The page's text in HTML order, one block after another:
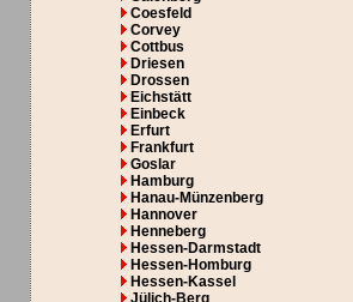
Coesfeld
Corvey
Cottbus
Driesen
Drossen
Eichstätt
Einbeck
Erfurt
Frankfurt
Goslar
Hamburg
Hanau-Münzenberg
Hannover
Henneberg
Hessen-Darmstadt
Hessen-Homburg
Hessen-Kassel